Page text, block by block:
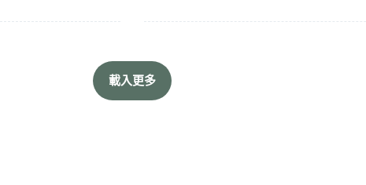
載入更多